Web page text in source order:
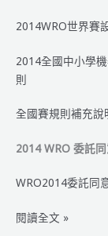
2014WRO世界賽
2014全國中小學
則
全國賽規則補充說
2014 WRO 委託
WRO2014委託同
2014
閱讀全文 »